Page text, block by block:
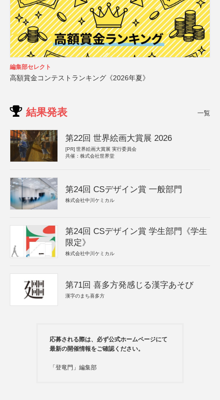
編集部セレクト
高額賞金コンテストランキング《2026年夏》
結果発表 一覧
第22回 世界絵画大賞展 2026
[PR] 世界絵画大賞展 実行委員会
共催：株式会社世界堂
第24回 CSデザイン賞 一般部門
株式会社中川ケミカル
第24回 CSデザイン賞 学生部門《学生
限定》
株式会社中川ケミカル
第71回 喜多方発感じる漢字あそび
漢字のまち喜多方
応募される際は、必ず公式ホームページにて
最新の開催情報をご確認ください。
「登竜門」編集部